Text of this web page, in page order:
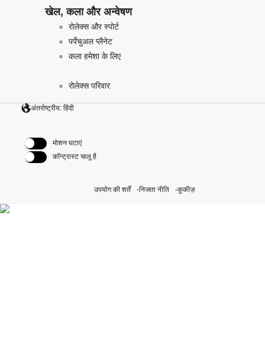
खेल, कला और अन्वेषण
रोलेक्स और स्पोर्ट
पर्पेचुअल प्लैनेट
कला हमेशा के लिए
रोलेक्स परिवार
अंतर्राष्ट्रीय: हिंदी
मोशन घटाएं
कॉन्ट्रास्ट चालू है
उपयोग की शर्तें निजता नीति कुकीज़